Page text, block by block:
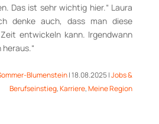
Das ist sehr wichtig hier.“ Laura
denke auch, dass man diese
entwickeln kann. Irgendwann
Blumenstein|18.08.2025|Jobs &
Berufseinstieg,Karriere,Meine Region